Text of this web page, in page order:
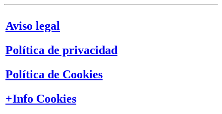
por
Aviso legal
Política de privacidad
Política de Cookies
+Info Cookies